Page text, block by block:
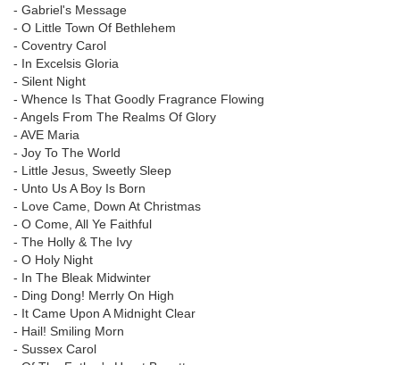
- Gabriel's Message
- O Little Town Of Bethlehem
- Coventry Carol
- In Excelsis Gloria
- Silent Night
- Whence Is That Goodly Fragrance Flowing
- Angels From The Realms Of Glory
- AVE Maria
- Joy To The World
- Little Jesus, Sweetly Sleep
- Unto Us A Boy Is Born
- Love Came, Down At Christmas
- O Come, All Ye Faithful
- The Holly & The Ivy
- O Holy Night
- In The Bleak Midwinter
- Ding Dong! Merrly On High
- It Came Upon A Midnight Clear
- Hail! Smiling Morn
- Sussex Carol